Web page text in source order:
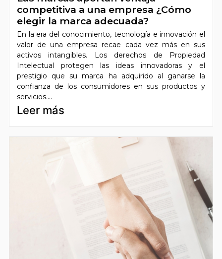
competitiva a una empresa ¿Cómo
elegir la marca adecuada?
En la era del conocimiento, tecnología e innovación el
valor de una empresa recae cada vez más en sus
activos intangibles. Los derechos de Propiedad
Intelectual protegen las ideas innovadoras y el
prestigio que su marca ha adquirido al ganarse la
confianza de los consumidores en sus productos y
servicios....
Leer más